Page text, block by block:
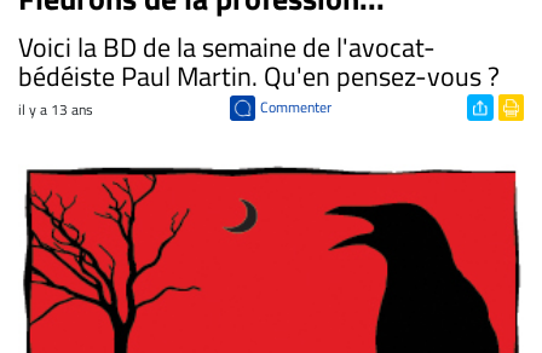
Voici la BD de la semaine de l'avocat-
bédéiste Paul Martin. Qu'en pensez-vous ?
il y a 13 ans Commenter